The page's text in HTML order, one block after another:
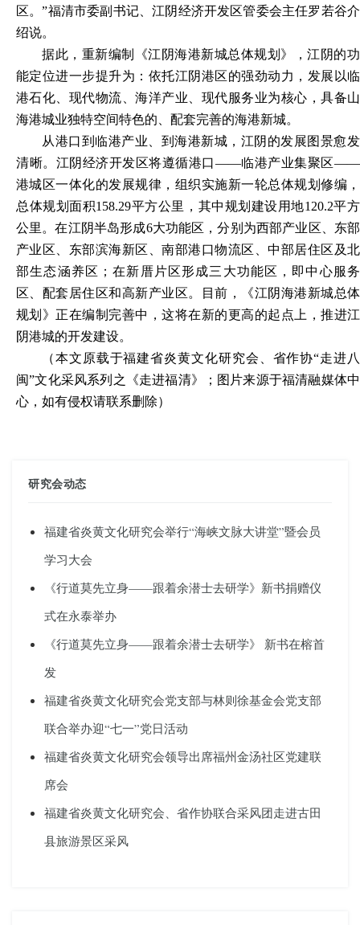
区。”福清市委副书记、江阴经济开发区管委会主任罗若谷介
绍说。
据此，重新编制《江阴海港新城总体规划》，江阴的功
能定位进一步提升为：依托江阴港区的强劲动力，发展以临
港石化、现代物流、海洋产业、现代服务业为核心，具备山
海港城业独特空间特色的、配套完善的海港新城。
从港口到临港产业、到海港新城，江阴的发展图景愈发
清晰。江阴经济开发区将遵循港口——临港产业集聚区——
港城区一体化的发展规律，组织实施新一轮总体规划修编，
总体规划面积158.29平方公里，其中规划建设用地120.2平方
公里。在江阴半岛形成6大功能区，分别为西部产业区、东部
产业区、东部滨海新区、南部港口物流区、中部居住区及北
部生态涵养区；在新厝片区形成三大功能区，即中心服务
区、配套居住区和高新产业区。目前，《江阴海港新城总体
规划》正在编制完善中，这将在新的更高的起点上，推进江
阴港城的开发建设。
（本文原载于福建省炎黄文化研究会、省作协“走进八
闽”文化采风系列之
《走进福清》；图片来源于福清融媒体中
心，如有侵权请联系删除）
研究会动态
福建省炎黄文化研究会举行“海峡文脉大讲堂”暨会员
学习大会
《行道莫先立身——跟着余潜士去研学》新书捐赠仪
式在永泰举办
《行道莫先立身——跟着余潜士去研学》 新书在榕首
发
福建省炎黄文化研究会党支部与林则徐基金会党支部
联合举办迎“七一”党日活动
福建省炎黄文化研究会领导出席福州金汤社区党建联
席会
福建省炎黄文化研究会、省作协联合采风团走进古田
县旅游景区采风